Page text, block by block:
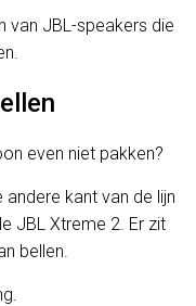
van JBL-speakers die
even niet pakken?
kant van de lijn
JBL Xtreme 2. Er zit
bellen.